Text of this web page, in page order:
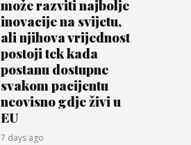
može razviti najbolje
inovacije na svijetu,
ali njihova vrijednost
postoji tek kada
postanu dostupne
svakom pacijentu
neovisno gdje živi u
EU
7 days ago